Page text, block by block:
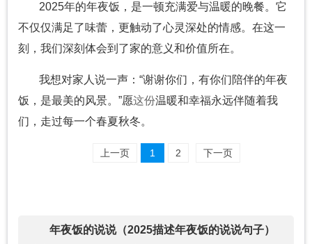
2025年的年夜饭，是一顿充满爱与温暖的晚餐。它
不仅仅满足了味蕾，更触动了心灵深处的情感。在这一
刻，我们深刻体会到了家的意义和价值所在。
我想对家人说一声：“谢谢你们，有你们陪伴的年夜
饭，是最美的风景。”愿这份温暖和幸福永远伴随着我
们，走过每一个春夏秋冬。
上一页 1 2 下一页
年夜饭的说说（2025描述年夜饭的说说句子）